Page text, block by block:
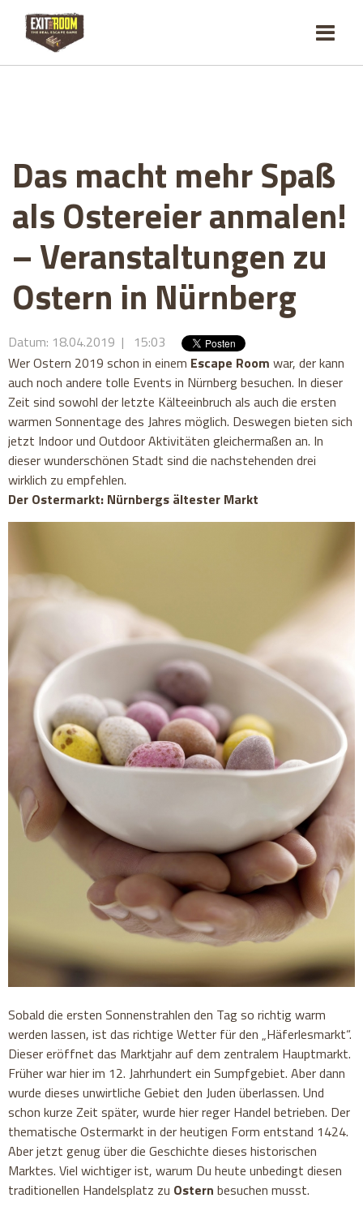
Das macht mehr Spaß
als Ostereier anmalen!
– Veranstaltungen zu
Ostern in Nürnberg
Datum: 18.04.2019 | 15:03
Wer Ostern 2019 schon in einem Escape Room war, der kann
auch noch andere tolle Events in Nürnberg besuchen. In dieser
Zeit sind sowohl der letzte Kälteeinbruch als auch die ersten
warmen Sonnentage des Jahres möglich. Deswegen bieten sich
jetzt Indoor und Outdoor Aktivitäten gleichermaßen an. In
dieser wunderschönen Stadt sind die nachstehenden drei
wirklich zu empfehlen.
Der Ostermarkt: Nürnbergs ältester Markt
Sobald die ersten Sonnenstrahlen den Tag so richtig warm
werden lassen, ist das richtige Wetter für den „Häferlesmarkt“.
Dieser eröffnet das Marktjahr auf dem zentralem Hauptmarkt.
Früher war hier im 12. Jahrhundert ein Sumpfgebiet. Aber dann
wurde dieses unwirtliche Gebiet den Juden überlassen. Und
schon kurze Zeit später, wurde hier reger Handel betrieben. Der
thematische Ostermarkt in der heutigen Form entstand 1424.
Aber jetzt genug über die Geschichte dieses historischen
Marktes. Viel wichtiger ist, warum Du heute unbedingt diesen
traditionellen Handelsplatz zu Ostern besuchen musst.